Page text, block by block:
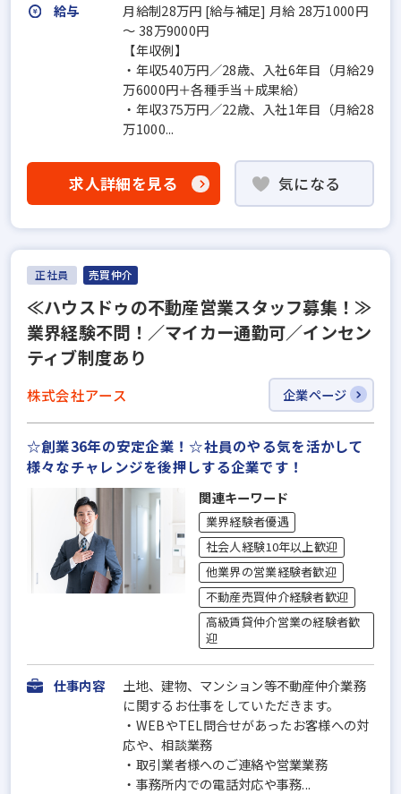
給与
月給制28万円 [給与補足] 月給 28万1000円
〜 38万9000円
【年収例】
・年収540万円／28歳、入社6年目（月給29
万6000円＋各種手当＋成果給）
・年収375万円／22歳、入社1年目（月給28
万1000...
求人詳細を見る 気になる
正社員 売買仲介
≪ハウスドゥの不動産営業スタッフ募集！≫
業界経験不問！／マイカー通勤可／インセン
ティブ制度あり
株式会社アース 企業ページ
☆創業36年の安定企業！☆社員のやる気を活かして
様々なチャレンジを後押しする企業です！
関連キーワード
業界経験者優遇
社会人経験10年以上歓迎
他業界の営業経験者歓迎
不動産売買仲介経験者歓迎
高級賃貸仲介営業の経験者歓
迎
仕事内容
土地、建物、マンション等不動産仲介業務
に関するお仕事をしていただきます。
・WEBやTEL問合せがあったお客様への対
応や、相談業務
・取引業者様へのご連絡や営業業務
・事務所内での電話対応や事務...